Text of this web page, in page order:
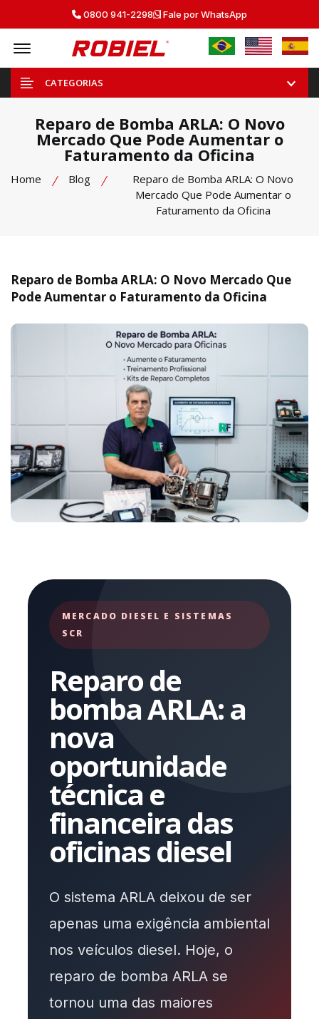
0800 941-2298 Fale por WhatsApp
Offcanvas Menu Open
CATEGORIAS
Reparo de Bomba ARLA: O Novo
Mercado Que Pode Aumentar o
Faturamento da Oficina
Home Blog
Reparo de Bomba ARLA: O Novo
Mercado Que Pode Aumentar o
Faturamento da Oficina
Reparo de Bomba ARLA: O Novo Mercado Que
Pode Aumentar o Faturamento da Oficina
MERCADO DIESEL E SISTEMAS
SCR
Reparo de
bomba ARLA: a
nova
oportunidade
técnica e
financeira das
oficinas diesel
O sistema ARLA deixou de ser
apenas uma exigência ambiental
nos veículos diesel. Hoje, o
reparo de bomba ARLA se
tornou uma das maiores